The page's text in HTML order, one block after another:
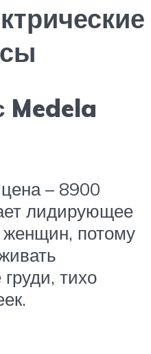
Medela
– 8900
лидирующее
потому
тихо